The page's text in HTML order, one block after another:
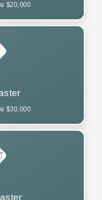
$20,000
$30,000